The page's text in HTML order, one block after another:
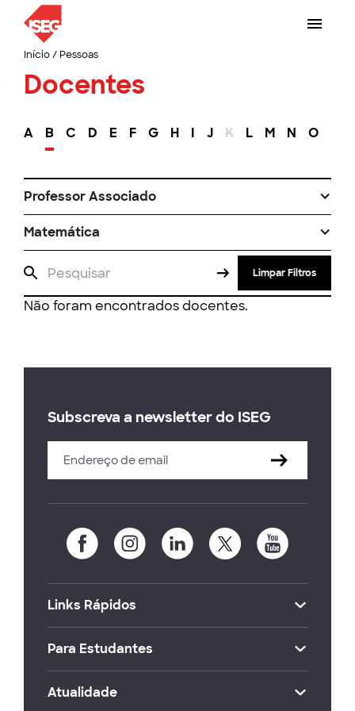
Início/ Pessoas
Docentes
A B C D E F G H I J K L M N O
Professor Associado
Matemática
Limpar Filtros
Não foram encontrados docentes.
Subscreva a newsletter do ISEG
Links Rápidos
Para Estudantes
Atualidade